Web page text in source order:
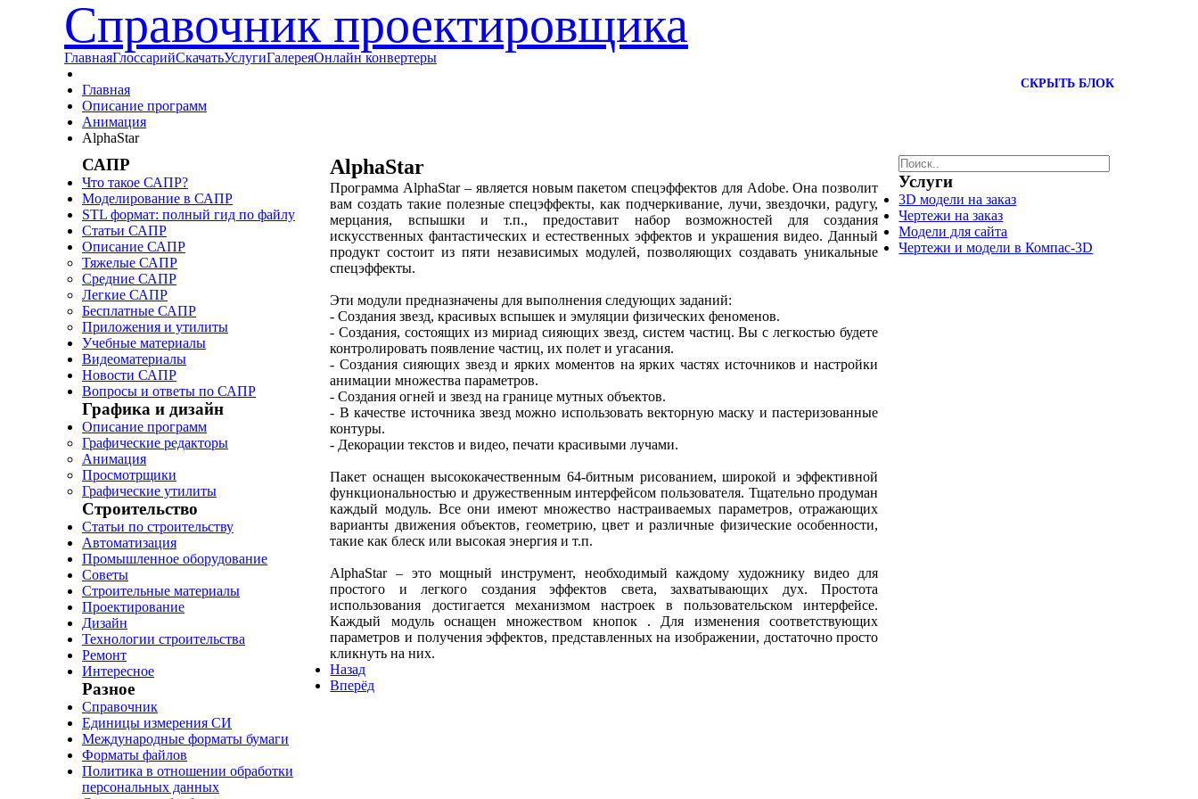
Справочник проектировщика
ГлавнаяГлоссарийСкачатьУслугиГалереяОнлайн конвертеры
Главная
Описание программ
Анимация
AlphaStar
САПР
Что такое САПР?
Моделирование в САПР
STL формат: полный гид по файлу
Статьи САПР
Описание САПР
Тяжелые САПР
Средние САПР
Легкие САПР
Бесплатные САПР
Приложения и утилиты
Учебные материалы
Видеоматериалы
Новости САПР
Вопросы и ответы по САПР
Графика и дизайн
Описание программ
Графические редакторы
Анимация
Просмотрщики
Графические утилиты
Строительство
Статьи по строительству
Автоматизация
Промышленное оборудование
Советы
Строительные материалы
Проектирование
Дизайн
Технологии строительства
Ремонт
Интересное
Разное
Справочник
Единицы измерения СИ
Международные форматы бумаги
Форматы файлов
Политика в отношении обработки
персональных данных
AlphaStar
Программа AlphaStar – является новым пакетом спецэффектов для Adobe. Она позволит
вам создать такие полезные спецэффекты, как подчеркивание, лучи, звездочки, радугу,
мерцания, вспышки и т.п., предоставит набор возможностей для создания
искусственных фантастических и естественных эффектов и украшения видео. Данный
продукт состоит из пяти независимых модулей, позволяющих создавать уникальные
спецэффекты.
Эти модули предназначены для выполнения следующих заданий:
- Создания звезд, красивых вспышек и эмуляции физических феноменов.
- Создания, состоящих из мириад сияющих звезд, систем частиц. Вы с легкостью будете
контролировать появление частиц, их полет и угасания.
- Создания сияющих звезд и ярких моментов на ярких частях источников и настройки
анимации множества параметров.
- Создания огней и звезд на границе мутных объектов.
- В качестве источника звезд можно использовать векторную маску и пастеризованные
контуры.
- Декорации текстов и видео, печати красивыми лучами.
Пакет оснащен высококачественным 64-битным рисованием, широкой и эффективной
функциональностью и дружественным интерфейсом пользователя. Тщательно продуман
каждый модуль. Все они имеют множество настраиваемых параметров, отражающих
варианты движения объектов, геометрию, цвет и различные физические особенности,
такие как блеск или высокая энергия и т.п.
AlphaStar – это мощный инструмент, необходимый каждому художнику видео для
простого и легкого создания эффектов света, захватывающих дух. Простота
использования достигается механизмом настроек в пользовательском интерфейсе.
Каждый модуль оснащен множеством кнопок . Для изменения соответствующих
параметров и получения эффектов, представленных на изображении, достаточно просто
кликнуть на них.
Назад
Вперёд
СКРЫТЬ БЛОК
Услуги
3D модели на заказ
Чертежи на заказ
Модели для сайта
Чертежи и модели в Компас-3D